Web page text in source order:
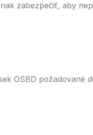
zabezpečiť, aby
OSBD požadované